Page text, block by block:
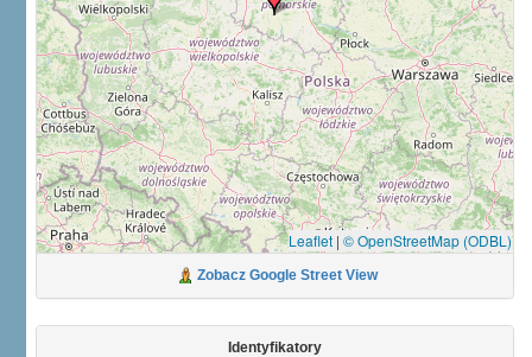
Leaflet | © OpenStreetMap (ODBL)
Zobacz Google Street View
Identyfikatory